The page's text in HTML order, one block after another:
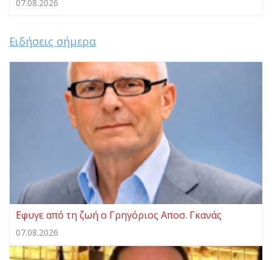
07.08.2026
Ειδήσεις σήμερα
Eφυγε από τη ζωή ο Γρηγόριος Αποσ. Γκανάς
07.08.2026